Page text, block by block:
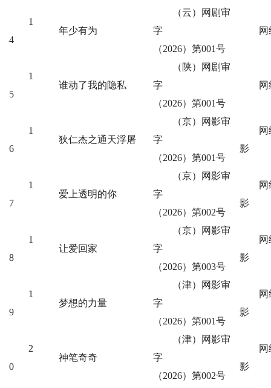
1
4
年少有为
（云）网剧审
字
（2026）第001号
1
5
谁动了我的隐私
（陕）网剧审
字
（2026）第001号
1
6
狄仁杰之通天浮屠
（京）网影审
字
（2026）第001号
影
1
7
爱上透明的你
（京）网影审
字
（2026）第002号
影
1
8
让爱回家
（京）网影审
字
（2026）第003号
影
1
9
梦想的力量
（津）网影审
字
（2026）第001号
影
2
0
神笔奇奇
（津）网影审
字
（2026）第002号
影